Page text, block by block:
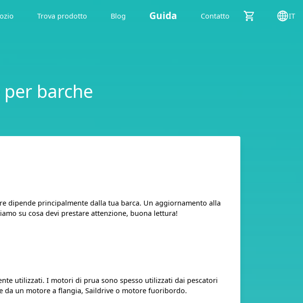
Trova prodotto Blog Guida Contatto IT
barche
dipende principalmente dalla tua barca. Un aggiornamento alla
su cosa devi prestare attenzione, buona lettura!
utilizzati. I motori di prua sono spesso utilizzati dai pescatori
da un motore a flangia, Saildrive o motore fuoribordo.